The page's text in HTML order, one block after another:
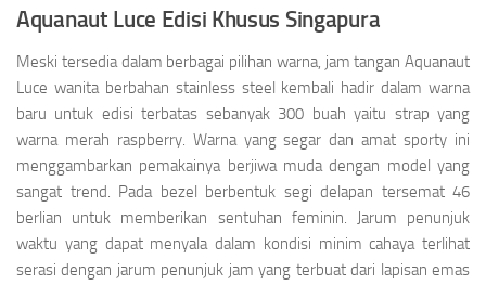
Aquanaut Luce Edisi Khusus Singapura
Meski tersedia dalam berbagai pilihan warna, jam tangan Aquanaut
Luce wanita berbahan stainless steel kembali hadir dalam warna
baru untuk edisi terbatas sebanyak 300 buah yaitu strap yang
warna merah raspberry. Warna yang segar dan amat sporty ini
menggambarkan pemakainya berjiwa muda dengan model yang
sangat trend. Pada bezel berbentuk segi delapan tersemat 46
berlian untuk memberikan sentuhan feminin. Jarum penunjuk
waktu yang dapat menyala dalam kondisi minim cahaya terlihat
serasi dengan jarum penunjuk jam yang terbuat dari lapisan emas